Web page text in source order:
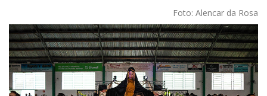
Foto: Alencar da Rosa